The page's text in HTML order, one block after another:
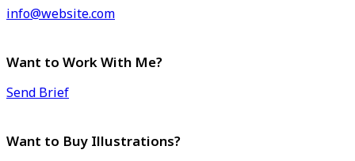
info@website.com
Want to Work With Me?
Send Brief
Want to Buy Illustrations?